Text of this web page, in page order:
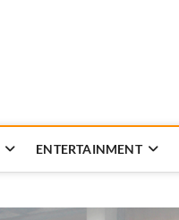
ENTERTAINMENT